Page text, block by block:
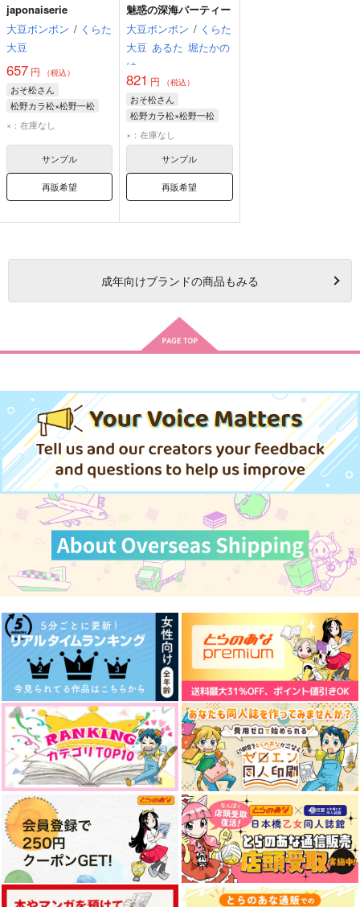
japonaiserie
大豆ボンボン / くらた
大豆
657 円 （税込）
おそ松さん
松野カラ松×松野一松
松野一松
×：在庫なし
サンプル
再販希望
魅惑の深海パーティー
大豆ボンボン / くらた
大豆 あるた 堀たかの
は
821 円 （税込）
おそ松さん
松野カラ松×松野一松
松野一松
×：在庫なし
サンプル
再販希望
成年向けブランドの商品もみる